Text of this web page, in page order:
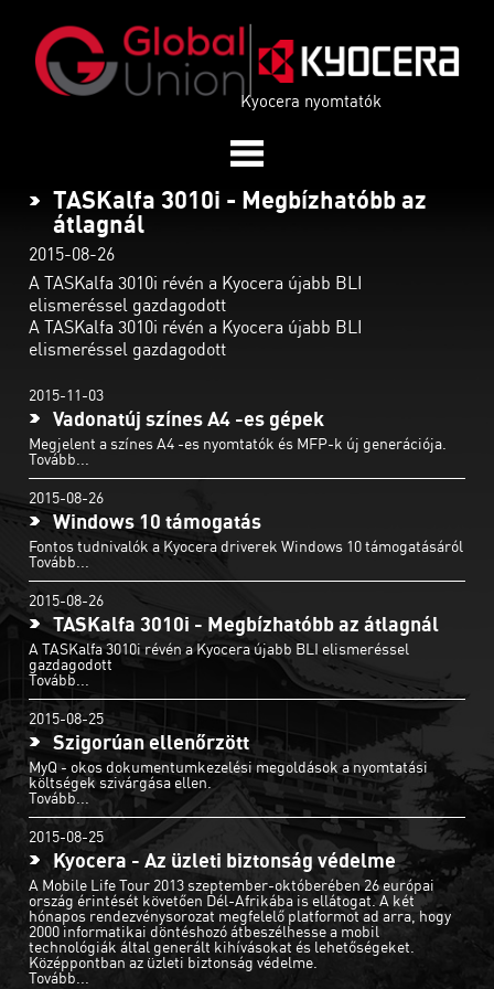
Kyocera nyomtatók
TASKalfa 3010i - Megbízhatóbb az
átlagnál
2015-08-26
A TASKalfa 3010i révén a Kyocera újabb BLI
elismeréssel gazdagodott
A TASKalfa 3010i révén a Kyocera újabb BLI
elismeréssel gazdagodott
2015-11-03
Vadonatúj színes A4 -es gépek
Megjelent a színes A4 -es nyomtatók és MFP-k új generációja.
Tovább...
2015-08-26
Windows 10 támogatás
Fontos tudnivalók a Kyocera driverek Windows 10 támogatásáról
Tovább...
2015-08-26
TASKalfa 3010i - Megbízhatóbb az átlagnál
A TASKalfa 3010i révén a Kyocera újabb BLI elismeréssel
gazdagodott
Tovább...
2015-08-25
Szigorúan ellenőrzött
MyQ - okos dokumentumkezelési megoldások a nyomtatási
költségek szivárgása ellen.
Tovább...
2015-08-25
Kyocera - Az üzleti biztonság védelme
A Mobile Life Tour 2013 szeptember-októberében 26 európai
ország érintését követően Dél-Afrikába is ellátogat. A két
hónapos rendezvénysorozat megfelelő platformot ad arra, hogy
2000 informatikai döntéshozó átbeszélhesse a mobil
technológiák által generált kihívásokat és lehetőségeket.
Középpontban az üzleti biztonság védelme.
Tovább...